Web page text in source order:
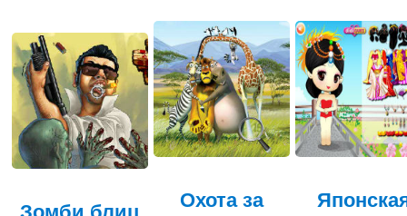
Охота за